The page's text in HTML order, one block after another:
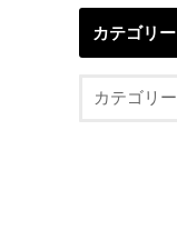
カテゴリー